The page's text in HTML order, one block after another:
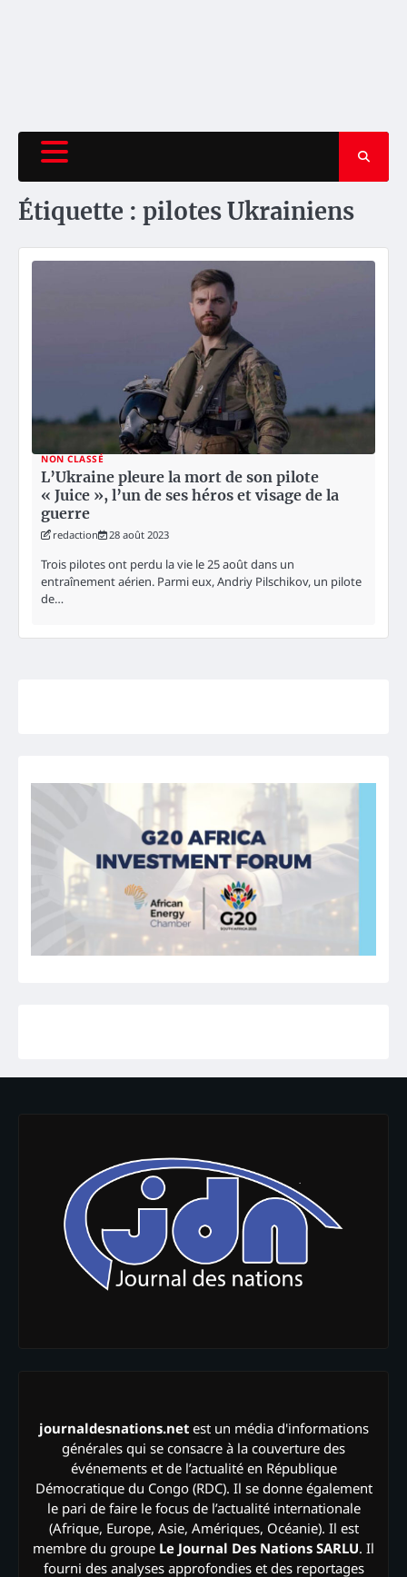
Étiquette : pilotes Ukrainiens
NON CLASSÉ
L’Ukraine pleure la mort de son pilote
« Juice », l’un de ses héros et visage de la
guerre
redaction 28 août 2023
Trois pilotes ont perdu la vie le 25 août dans un
entraînement aérien. Parmi eux, Andriy Pilschikov, un pilote
de…
journaldesnations.netest un média d'informations
générales qui se consacre à la couverture des
événements et de l’actualité en République
Démocratique du Congo (RDC). Il se donne également
le pari de faire le focus de l’actualité internationale
(Afrique, Europe, Asie, Amériques, Océanie). Il est
membre du groupe Le Journal Des Nations SARLU. Il
fourni des analyses approfondies et des reportages